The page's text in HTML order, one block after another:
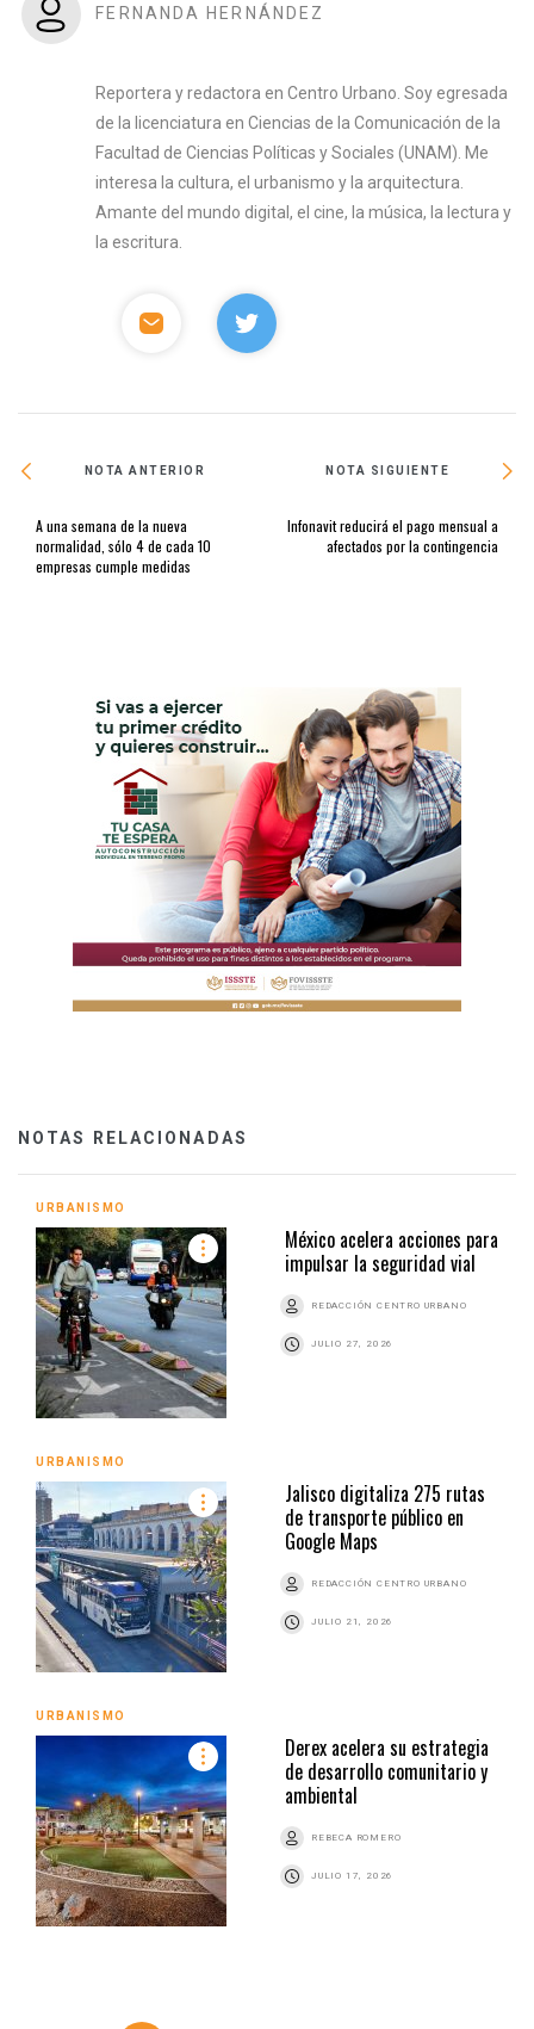
FERNANDA HERNÁNDEZ
Reportera y redactora en Centro Urbano. Soy egresada
de la licenciatura en Ciencias de la Comunicación de la
Facultad de Ciencias Políticas y Sociales (UNAM). Me
interesa la cultura, el urbanismo y la arquitectura.
Amante del mundo digital, el cine, la música, la lectura y
la escritura.
NOTA ANTERIOR
A una semana de la nueva
normalidad, sólo 4 de cada 10
empresas cumple medidas
NOTA SIGUIENTE
Infonavit reducirá el pago mensual a
afectados por la contingencia
NOTAS RELACIONADAS
URBANISMO
México acelera acciones para
impulsar la seguridad vial
REDACCIÓN CENTRO URBANO
JULIO 27, 2026
URBANISMO
Jalisco digitaliza 275 rutas
de transporte público en
Google Maps
REDACCIÓN CENTRO URBANO
JULIO 21, 2026
URBANISMO
Derex acelera su estrategia
de desarrollo comunitario y
ambiental
REBECA ROMERO
JULIO 17, 2026